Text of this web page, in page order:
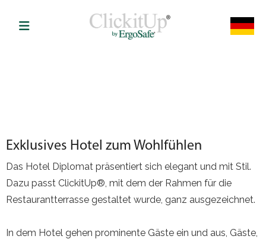
Exklusives Hotel zum Wohlfühlen
Das Hotel Diplomat präsentiert sich elegant und mit Stil.
Dazu passt ClickitUp®, mit dem der Rahmen für die
Restaurantterrasse gestaltet wurde, ganz ausgezeichnet.
In dem Hotel gehen prominente Gäste ein und aus, Gäste,